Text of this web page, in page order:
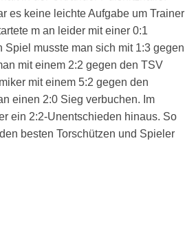
es keine leichte Aufgabe um Trainer
m an leider mit einer 0:1
musste man sich mit 1:3 gegen
mit einem 2:2 gegen den TSV
mit einem 5:2 gegen den
einen 2:0 Sieg verbuchen. Im
ein 2:2-Unentschieden hinaus. So
besten Torschützen und Spieler